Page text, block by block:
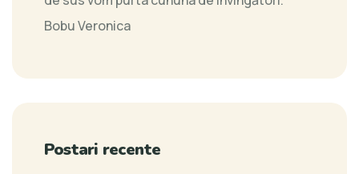
Bobu Veronica
Postari recente